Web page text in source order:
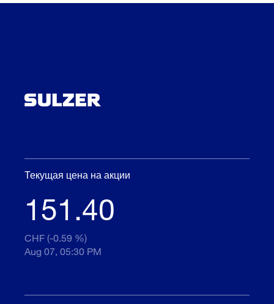
Текущая цена на акции
151.40
CHF (-0.59 %)
Aug 07, 05:30 PM